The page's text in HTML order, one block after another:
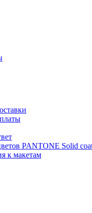
PANTONE Solid
к макетам